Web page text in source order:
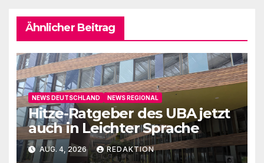
Ähnlicher Beitrag
NEWS DEUTSCHLAND NEWS REGIONAL
Hitze-Ratgeber des UBA jetzt
auch in Leichter Sprache
AUG. 4, 2026 REDAKTION